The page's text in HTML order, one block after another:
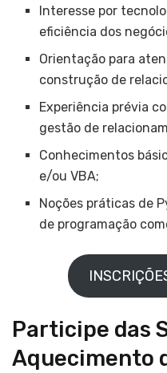
Interesse por
eficiência dos
Orientação para
construção de
Experiência prévia
gestão de
Conhecimentos
e/ou VBA;
Noções práticas de
de programação
Participe das
Aquecimento